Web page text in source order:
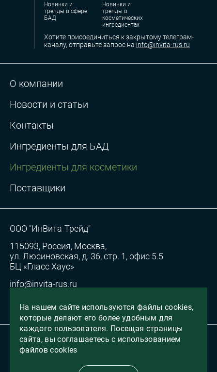
Новинки и
тренды в сфере
БАД
Новинки и
тренды в
косметических
ингредиентах
Хотите присоединиться к закрытому телеграм-
каналу, отправьте запрос на info@invita-rus.ru
О компании
Новости и статьи
Контакты
Ингредиенты для БАД
Ингредиенты для косметики
Поставщики
ООО "ИнВита-Трейд"
115093, Россия, Москва,
ул. Люсиновская, д. 36, стр. 1, офис 5.5
БЦ «Гласс Хаус»
info@invita-rus.ru
Согласие на обработку персональных данных
Все права защищены, 2026
На нашем сайте используются файлы cookies,
которые делают его более удобным для
каждого пользователя. Посещая страницы
сайта, вы соглашаетесь с использованием
файлов cookies